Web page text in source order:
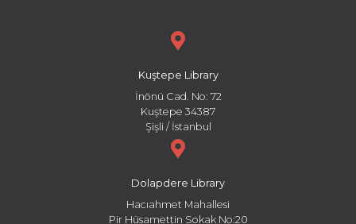
Kuştepe Library
İnönü Cad. No: 72
Kuştepe 34387
Şişli / İstanbul
Dolapdere Library
Hacıahmet Mahallesi
Pir Hüsamettin Sokak No:20